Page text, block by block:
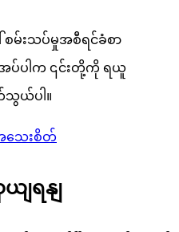
စမ်းသပ်မှုအစီရင်ခံစာ
အပ်ပါက ၎င်းတို့ကို ရယူ
ယ်ပါ။
သေးစိတ်
ျရနျ